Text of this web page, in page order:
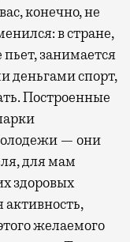
конечно, не
в стране,
занимается
деньгами спорт,
Построенные
— они
для мам
здоровых
желаемого